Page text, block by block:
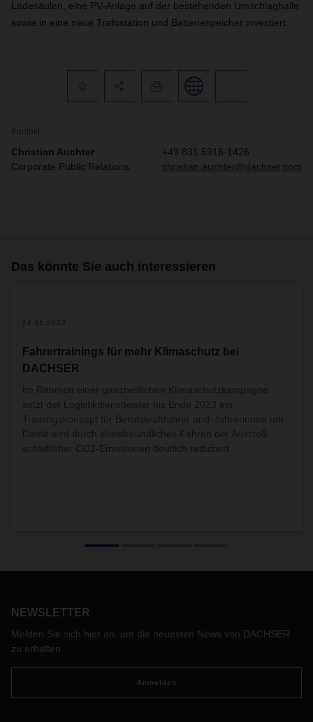
Ladesäulen, eine PV-Anlage auf der bestehenden Umschlaghalle
sowie in eine neue Trafostation und Batteriespeicher investiert.
Kontakt
Christian Auchter
Corporate Public Relations
+49 831 5916-1426
christian.auchter@dachser.com
Das könnte Sie auch interessieren
24.11.2022
Fahrertrainings für mehr Klimaschutz bei
DACHSER
Im Rahmen einer ganzheitlichen Klimaschutzkampagne
setzt der Logistikdienstleister bis Ende 2023 ein
Trainingskonzept für Berufskraftfahrer und -fahrerinnen um.
Damit wird durch klimafreundliches Fahren der Ausstoß
schädlicher CO2-Emissionen deutlich reduziert.
NEWSLETTER
Melden Sie sich hier an, um die neuesten News von DACHSER
zu erhalten.
Anmelden